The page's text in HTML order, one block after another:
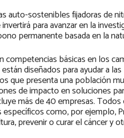
auto-sostenibles fijadoras de
para avanzar en la
permanente basada en la
competencias básicas en los
diseñados para ayudar a
que presenta una población
de impacto en soluciones
más de 40 empresas.
como, por ejemplo,
prevenir o curar el cáncer y